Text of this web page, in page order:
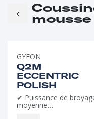
mousse
GYEON
Q2M
ECCENTRIC
POLISH
✔ Puissance de
moyenne
✔ Finition sans